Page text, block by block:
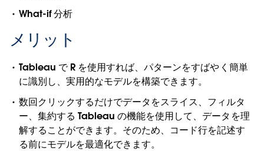
What-if 分析
メリット
Tableau で R を使用すれば、パターンをすばやく簡単
に識別し、実用的なモデルを構築できます。
数回クリックするだけでデータをスライス、フィルタ
ー、集約する Tableau の機能を使用して、データを理
解することができます。そのため、コード行を記述す
る前にモデルを最適化できます。